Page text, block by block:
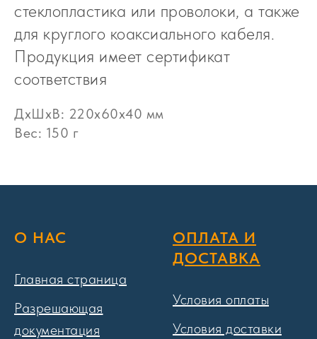
стеклопластика или проволоки, а также
для круглого коаксиального кабеля.
Продукция имеет сертификат
соответствия
ДxШxВ: 220x60x40 мм
Вес: 150 г
О НАС
Главная страница
Разрешающая
документация
ОПЛАТА И
ДОСТАВКА
Условия оплаты
Условия доставки